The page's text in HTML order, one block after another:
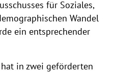
für Soziales,
Wandel
ein entsprechender
hat in zwei geförderten